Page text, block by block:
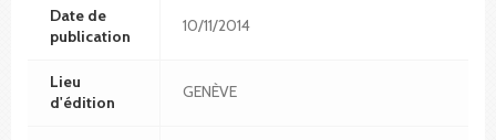
Date de
publication
10/11/2014
Lieu
d'édition
GENÈVE